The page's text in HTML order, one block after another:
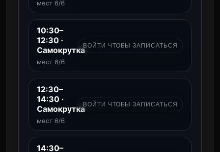
мест 6/6
10:30–
12:30 ·
Самокрутка
мест 6/6
ВОЙТИ ЧТОБЫ ЗАПИСАТЬСЯ
12:30–
14:30 ·
Самокрутка
мест 6/6
ВОЙТИ ЧТОБЫ ЗАПИСАТЬСЯ
14:30–